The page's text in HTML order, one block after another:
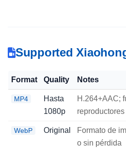
Supported
Format Quality Notes
MP4
Hasta
1080p
H.264+AAC;
reproductores
WebP Original
Formato de
o sin pérdida